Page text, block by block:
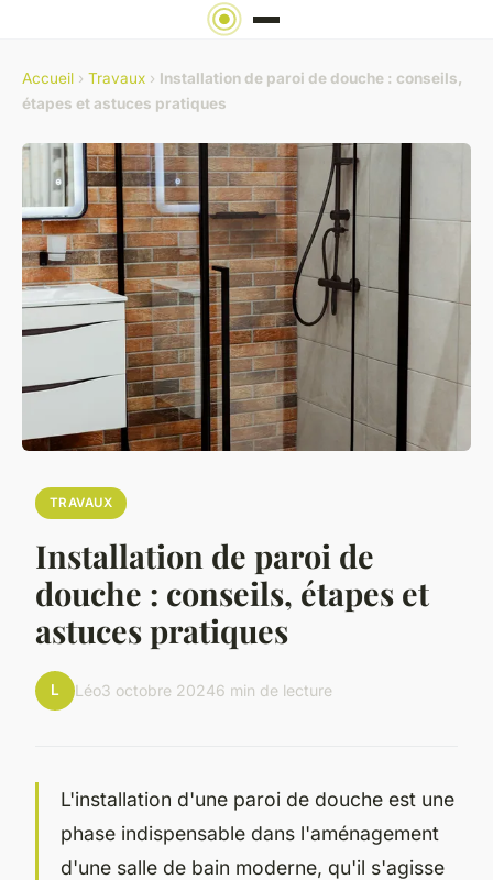
Accueil › Travaux › Installation de paroi de douche : conseils,
étapes et astuces pratiques
TRAVAUX
Installation de paroi de
douche : conseils, étapes et
astuces pratiques
L Léo3 octobre 20246 min de lecture
L'installation d'une paroi de douche est une
phase indispensable dans l'aménagement
d'une salle de bain moderne, qu'il s'agisse